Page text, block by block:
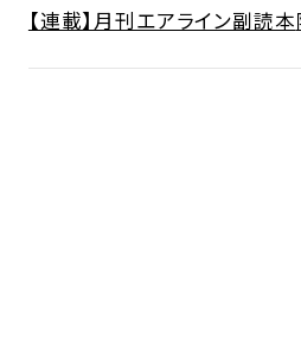
【連載】月刊エアライン副読本